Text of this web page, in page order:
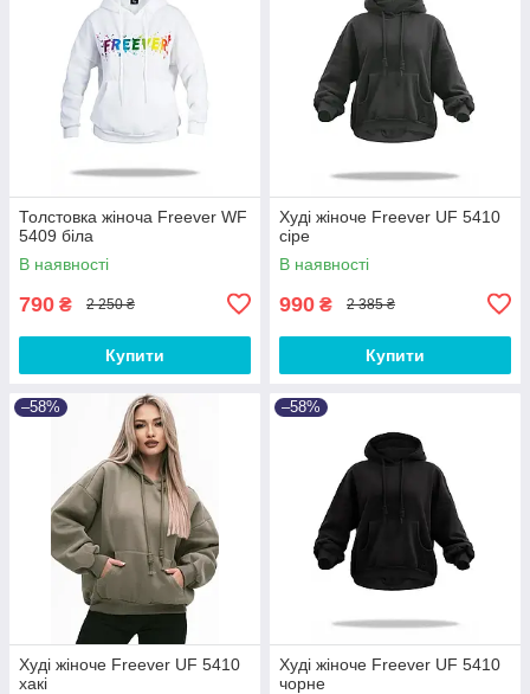
Толстовка жіноча Freever WF
5409 біла
В наявності
790 ₴ 2 250 ₴
Купити
Худі жіноче Freever UF 5410
сіре
В наявності
990 ₴ 2 385 ₴
Купити
–58%
Худі жіноче Freever UF 5410
хакі
–58%
Худі жіноче Freever UF 5410
чорне